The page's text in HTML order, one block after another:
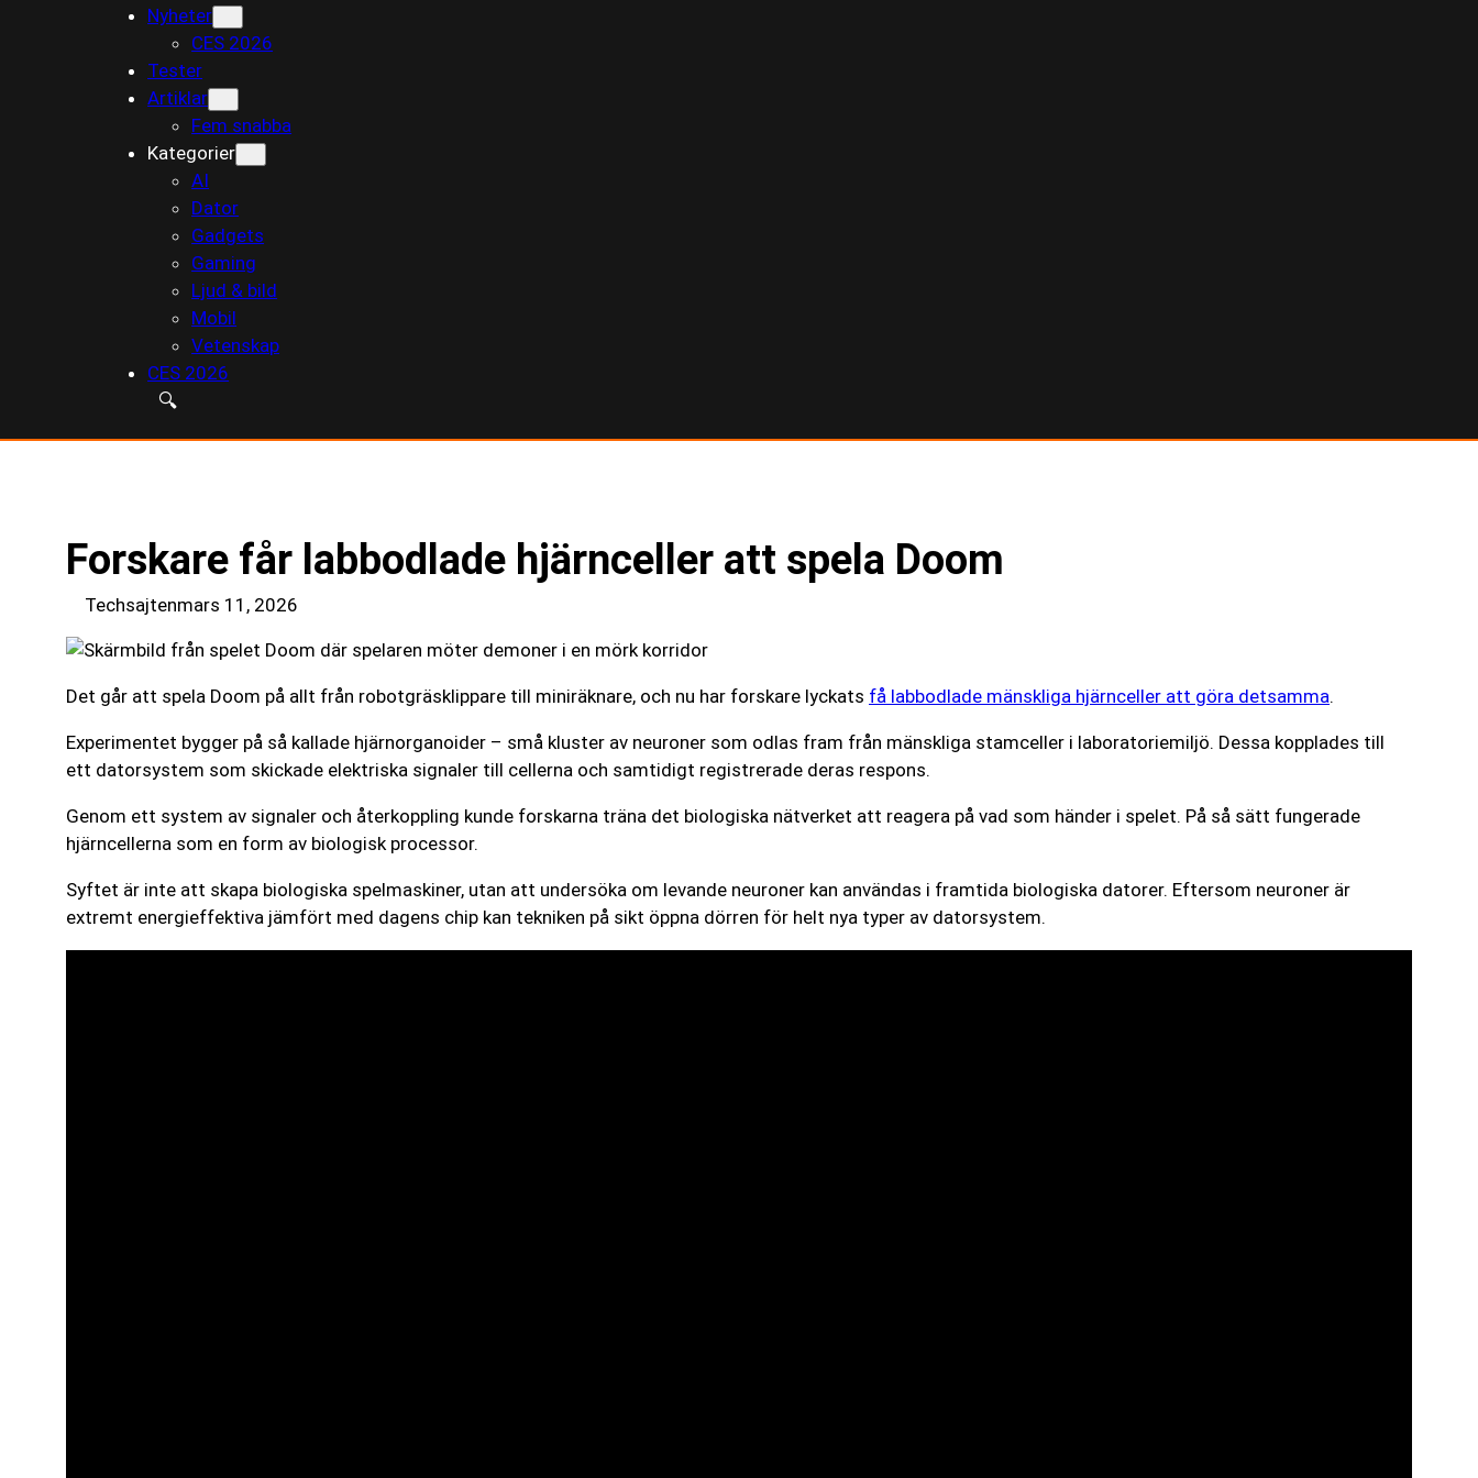
Nyheter
CES 2026
Tester
Artiklar
Fem snabba
Kategorier
AI
Dator
Gadgets
Gaming
Ljud & bild
Mobil
Vetenskap
CES 2026
🔍
Forskare får labbodlade hjärnceller att spela Doom
Techsajtenmars 11, 2026
Det går att spela Doom på allt från robotgräsklippare till miniräknare, och nu har forskare lyckats få labbodlade mänskliga hjärnceller att göra detsamma.
Experimentet bygger på så kallade hjärnorganoider – små kluster av neuroner som odlas fram från mänskliga stamceller i laboratoriemiljö. Dessa kopplades till
ett datorsystem som skickade elektriska signaler till cellerna och samtidigt registrerade deras respons.
Genom ett system av signaler och återkoppling kunde forskarna träna det biologiska nätverket att reagera på vad som händer i spelet. På så sätt fungerade
hjärncellerna som en form av biologisk processor.
Syftet är inte att skapa biologiska spelmaskiner, utan att undersöka om levande neuroner kan användas i framtida biologiska datorer. Eftersom neuroner är
extremt energieffektiva jämfört med dagens chip kan tekniken på sikt öppna dörren för helt nya typer av datorsystem.